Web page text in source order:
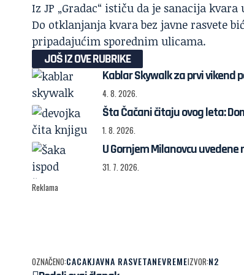
Iz JP „Gradac“ ističu da je sanacija kvara
Do otklanjanja kvara bez javne rasvete
pripadajućim sporednim ulicama.
JOŠ IZ OVE RUBRIKE
Kablar Skywalk za prvi vikend
4. 8. 2026.
Šta Čačani čitaju ovog leta:
1. 8. 2026.
U Gornjem Milanovcu
31. 7. 2026.
Reklama
OZNAČENO:CACAKJAVNA RASVETANEVREMEIZVOR:N2